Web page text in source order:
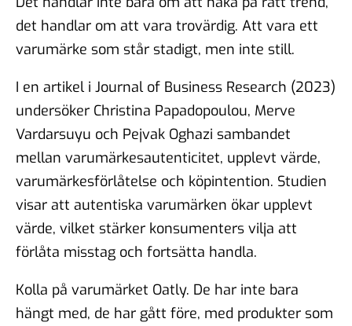
det handlar om att vara trovärdig. Att vara ett
varumärke som står stadigt, men inte still.
I en artikel i Journal of Business Research (2023)
undersöker Christina Papadopoulou, Merve
Vardarsuyu och Pejvak Oghazi sambandet
mellan varumärkesautenticitet, upplevt värde,
varumärkesförlåtelse och köpintention. Studien
visar att autentiska varumärken ökar upplevt
värde, vilket stärker konsumenters vilja att
förlåta misstag och fortsätta handla.
Kolla på varumärket Oatly. De har inte bara
hängt med, de har gått före, med produkter som